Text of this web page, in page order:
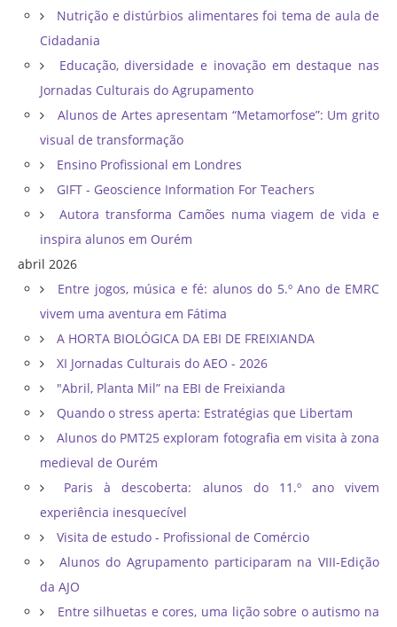
Nutrição e distúrbios alimentares foi tema de aula de
Cidadania
Educação, diversidade e inovação em destaque nas
Jornadas Culturais do Agrupamento
Alunos de Artes apresentam “Metamorfose”: Um grito
visual de transformação
Ensino Profissional em Londres
GIFT - Geoscience Information For Teachers
Autora transforma Camões numa viagem de vida e
inspira alunos em Ourém
abril 2026
Entre jogos, música e fé: alunos do 5.º Ano de EMRC
vivem uma aventura em Fátima
A HORTA BIOLÓGICA DA EBI DE FREIXIANDA
XI Jornadas Culturais do AEO - 2026
"Abril, Planta Mil” na EBI de Freixianda
Quando o stress aperta: Estratégias que Libertam
Alunos do PMT25 exploram fotografia em visita à zona
medieval de Ourém
Paris à descoberta: alunos do 11.º ano vivem
experiência inesquecível
Visita de estudo - Profissional de Comércio
Alunos do Agrupamento participaram na VIII-Edição
da AJO
Entre silhuetas e cores, uma lição sobre o autismo na